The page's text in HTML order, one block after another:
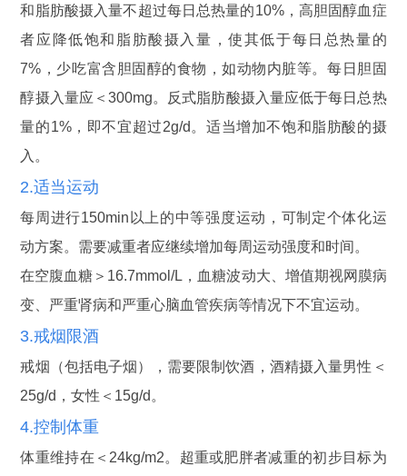
和脂肪酸摄入量不超过每日总热量的10%，高胆固醇血症
者应降低饱和脂肪酸摄入量，使其低于每日总热量的
7%，少吃富含胆固醇的食物，如动物内脏等。每日胆固
醇摄入量应＜300mg。反式脂肪酸摄入量应低于每日总热
量的1%，即不宜超过2g/d。适当增加不饱和脂肪酸的摄
入。
2.适当运动
每周进行150min以上的中等强度运动，可制定个体化运
动方案。需要减重者应继续增加每周运动强度和时间。
在空腹血糖＞16.7mmol/L，血糖波动大、增值期视网膜病
变、严重肾病和严重心脑血管疾病等情况下不宜运动。
3.戒烟限酒
戒烟（包括电子烟），需要限制饮酒，酒精摄入量男性＜
25g/d，女性＜15g/d。
4.控制体重
体重维持在＜24kg/m2。超重或肥胖者减重的初步目标为